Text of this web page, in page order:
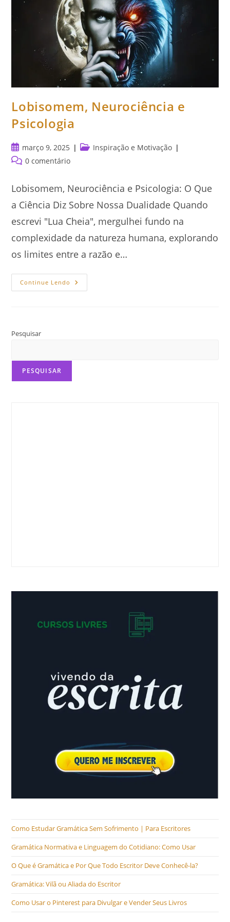
Lobisomem, Neurociência e
Psicologia
Post
publicado:
março 9, 2025
Categoria
Inspiração e Motivação
Comentários
0 comentário
Lobisomem, Neurociência e Psicologia: O Que
a Ciência Diz Sobre Nossa Dualidade Quando
escrevi "Lua Cheia", mergulhei fundo na
complexidade da natureza humana, explorando
os limites entre a razão e…
Continue Lendo Lobisomem,
Neurociência
Pesquisar
PESQUISAR
Como Estudar Gramática Sem Sofrimento | Para Escritores
Gramática Normativa e Linguagem do Cotidiano: Como Usar
O Que é Gramática e Por Que Todo Escritor Deve Conhecê-la?
Gramática: Vilã ou Aliada do Escritor
Como Usar o Pinterest para Divulgar e Vender Seus Livros